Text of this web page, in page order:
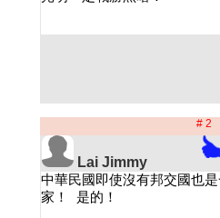
# 2
Lai Jimmy